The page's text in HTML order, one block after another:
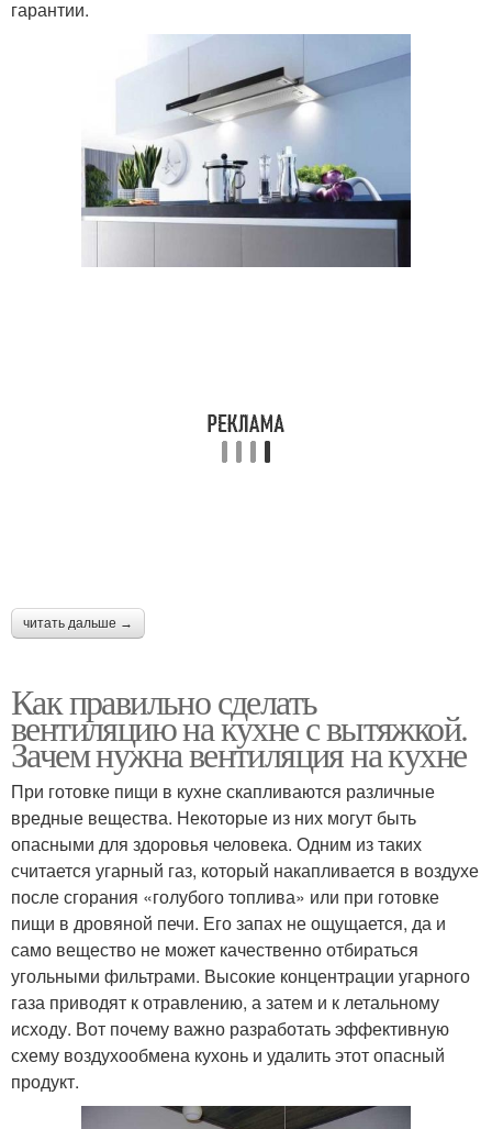
гарантии.
читать дальше →
Как правильно сделать
вентиляцию на кухне с вытяжкой.
Зачем нужна вентиляция на кухне
При готовке пищи в кухне скапливаются различные
вредные вещества. Некоторые из них могут быть
опасными для здоровья человека. Одним из таких
считается угарный газ, который накапливается в воздухе
после сгорания «голубого топлива» или при готовке
пищи в дровяной печи. Его запах не ощущается, да и
само вещество не может качественно отбираться
угольными фильтрами. Высокие концентрации угарного
газа приводят к отравлению, а затем и к летальному
исходу. Вот почему важно разработать эффективную
схему воздухообмена кухонь и удалить этот опасный
продукт.